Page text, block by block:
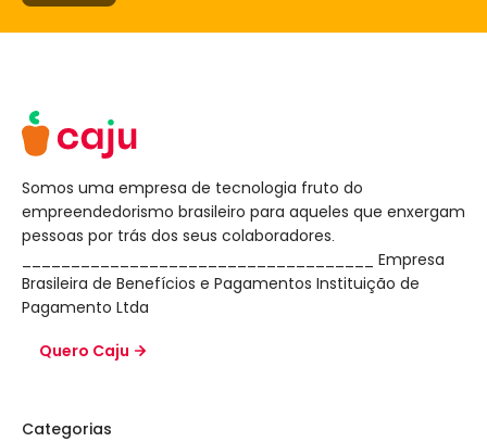
Somos uma empresa de tecnologia fruto do
empreendedorismo brasileiro para aqueles que enxergam
pessoas por trás dos seus colaboradores.
____________________________________ Empresa
Brasileira de Benefícios e Pagamentos Instituição de
Pagamento Ltda
Quero Caju
Categorias